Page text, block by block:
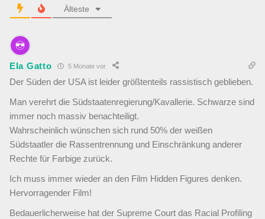
Älteste
Ela Gatto 5 Monate vor
Der Süden der USA ist leider größtenteils rassistisch geblieben.
Man verehrt die Südstaatenregierung/Kavallerie. Schwarze sind
immer noch massiv benachteiligt.
Wahrscheinlich wünschen sich rund 50% der weißen
Südstaatler die Rassentrennung und Einschränkung anderer
Rechte für Farbige zurück.
Ich muss immer wieder an den Film Hidden Figures denken.
Hervorragender Film!
Bedauerlicherweise hat der Supreme Court das Racial Profiling